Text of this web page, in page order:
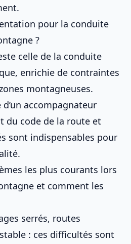
pour la conduite
?
celle de la conduite
enrichie de contraintes
montagneuses.
accompagnateur
du code de la route et
sont indispensables pour
les plus courants lors
et comment les
serrés, routes
: ces difficultés sont